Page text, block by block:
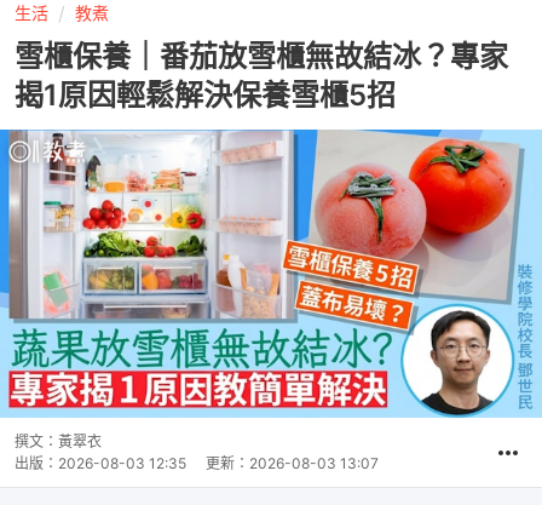
生活 教煮
雪櫃保養｜番茄放雪櫃無故結冰？專家
揭1原因輕鬆解決保養雪櫃5招
撰文： 黃翠衣
出版： 2026-08-03 12:35 更新： 2026-08-03 13:07